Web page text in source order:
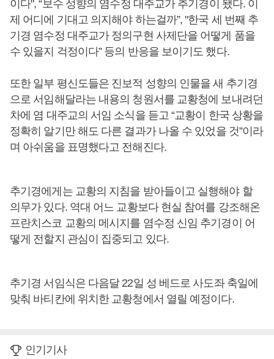
이다", “보수 성향의 염수정 대주교가 추기경이 됐다. 이
제 어디에 기대고 의지해야 하는걸까”, "한국 세 번째 추
기경 염수정 대주교가 정의구현 사제단을 어떻게 품을
수 있을지 걱정이다” 등의 반응을 보이기도 했다.
또한 일부 평신도들은 진보적 성향의 인물을 새 추기경
으로 서임해달라는 내용의 청원서를 교황청에 보내려던
차에 염 대주교의 서임 소식을 듣고 “교황이 한국 상황을
정확히 알기만 해도 다른 결과가 나올 수 있었을 것”이라
며 아쉬움을 표명했다고 전해진다.
추기경에게는 교황의 지침을 받아들이고 실행해야 할
의무가 있다. 역대 어느 교황보다 현실 참여를 강조해온
프란치스코 교황의 메시지를 염수정 신임 추기경이 어
떻게 전할지 관심이 집중되고 있다.
추기경 서임식은 다음달 22일 성 베드로 사도좌 축일에
맞춰 바티칸에 위치한 교황청에서 열릴 예정이다.
인기기사